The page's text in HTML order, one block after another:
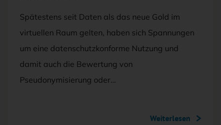
Spätestens seit Daten als das neue Gold im
virtuellen Raum gelten, haben sich Spannungen
um eine datenschutzkonforme Nutzung und
damit auch die Bewertung von
Pseudonymisierung oder…
Weiterlesen